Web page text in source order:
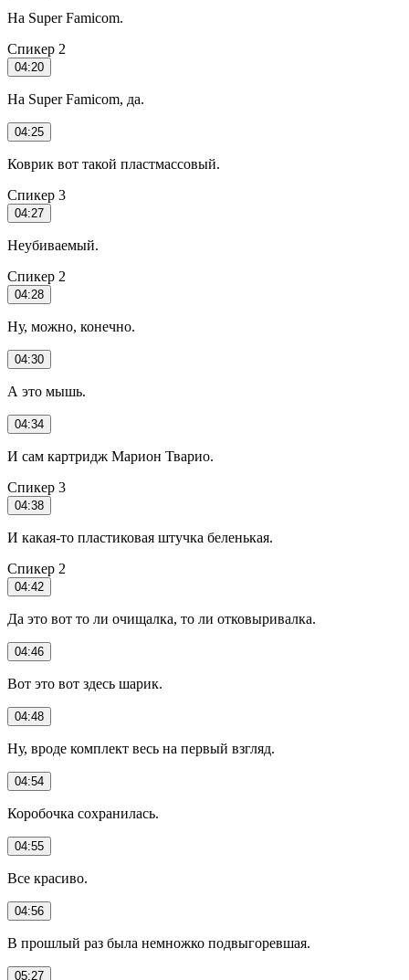
На Super Famicom.
Спикер 2
04:20
На Super Famicom, да.
04:25
Коврик вот такой пластмассовый.
Спикер 3
04:27
Неубиваемый.
Спикер 2
04:28
Ну, можно, конечно.
04:30
А это мышь.
04:34
И сам картридж Марион Тварио.
Спикер 3
04:38
И какая-то пластиковая штучка беленькая.
Спикер 2
04:42
Да это вот то ли очищалка, то ли отковыривалка.
04:46
Вот это вот здесь шарик.
04:48
Ну, вроде комплект весь на первый взгляд.
04:54
Коробочка сохранилась.
04:55
Все красиво.
04:56
В прошлый раз была немножко подвыгоревшая.
05:27